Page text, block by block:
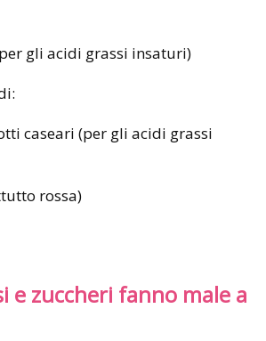
gli acidi grassi insaturi)
caseari (per gli acidi grassi
rossa)
e zuccheri fanno male a